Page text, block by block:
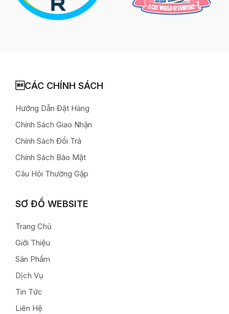
CÁC CHÍNH SÁCH
Hướng Dẫn Đặt Hàng
Chính Sách Giao Nhận
Chính Sách Đổi Trả
Chính Sách Bảo Mật
Câu Hỏi Thường Gặp
SƠ ĐỒ WEBSITE
Trang Chủ
Giới Thiệu
Sản Phẩm
Dịch Vụ
Tin Tức
Liên Hệ